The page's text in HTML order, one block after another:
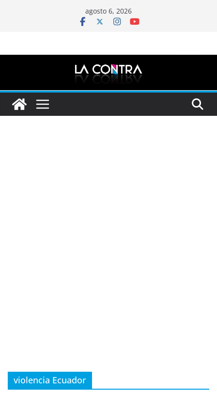
agosto 6, 2026
violencia Ecuador